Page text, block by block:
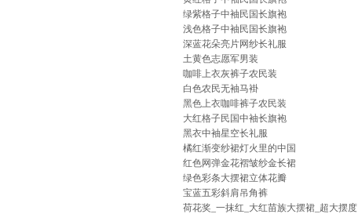
绿紫格子中袖民国长旗袍
浅色格子中袖民国长旗袍
深蓝花朵亮片网纱长礼服
土黄色志愿军男装
咖啡上衣灰裤子农民装
白色农民无袖马褂
黑色上衣咖啡裤子农民装
大红格子民国中袖长旗袍
黑衣中袖星空长礼服
橘红渐变纱裙灯火里的中国
红色网弹金花褶皱纱金长裙
绿色彩条大摆裙立体花瓣
宝蓝五彩斜肩吊角裤
荷花奖_一抹红_大红苗族大摆裙_超大摆度